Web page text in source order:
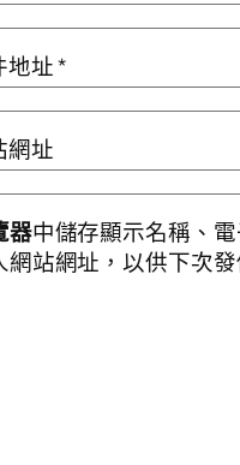
地址*
網址
器中儲存顯示名稱、
網站網址，以供下次